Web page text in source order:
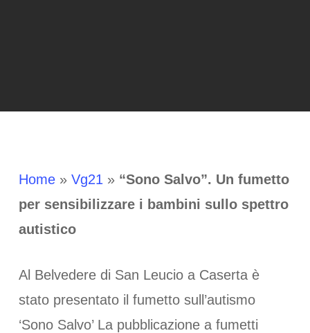
Home» Vg21 » “Sono Salvo”. Un fumetto
per sensibilizzare i bambini sullo spettro
autistico
Al Belvedere di San Leucio a Caserta è
stato presentato il fumetto sull’autismo
‘Sono Salvo’ La pubblicazione a fumetti